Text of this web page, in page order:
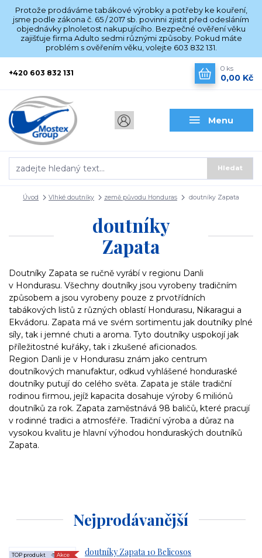
Protože prodáváme tabákové výrobky a potřeby ke kouření,
jsme podle zákona č. 65 / 2017 sb. povinni zjistit před odesláním
objednávky plnoletost nakupujícího. Bezpečné ověření věku
zajišťuje firma Adulto sedmi různými způsoby. Pokud máte
problém s ověřením věku, volejte 603 832 131.
Menu
Hledat
+420 603 832 131
0 ks
0,00 Kč
Úvod Vlhké doutníky země původu Honduras doutníky Zapata
doutníky
Zapata
Doutníky Zapata se ručně vyrábí v regionu Danli
v Hondurasu. Všechny doutníky jsou vyrobeny tradičním
způsobem a jsou vyrobeny pouze z prvotřídních
tabákových listů z různých oblastí Hondurasu, Nikaragui a
Ekvádoru. Zapata má ve svém sortimentu jak doutníky plné
síly, tak i jemné chuti a aroma. Tyto doutníky uspokojí jak
příležitostné kuřáky, tak i zkušené aficionados.
Region Danli je v Hondurasu znám jako centrum
doutníkových manufaktur, odkud vyhlášené honduraské
doutníky putují do celého světa. Zapata je stále tradiční
rodinou firmou, jejíž kapacita dosahuje výroby 6 miliónů
doutníků za rok. Zapata zaměstnává 98 baličů, které pracují
v rodinné tradici a atmosféře. Tradiční výroba a důraz na
vysokou kvalitu je hlavní výhodou honduraských doutníků
Zapata.
Nejprodávanější
doutníky Zapata 10 Belicosos
TOP produkt Akce